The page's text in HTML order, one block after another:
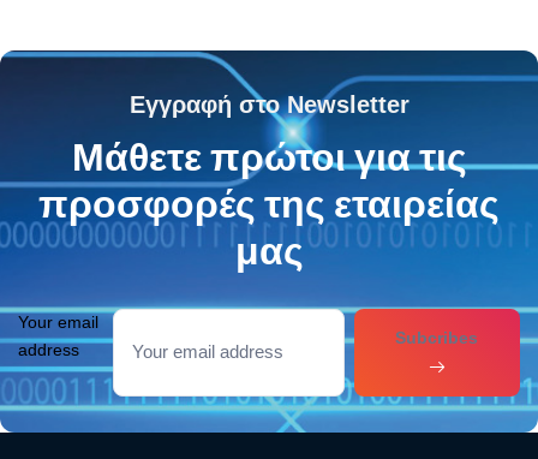
Εγγραφή στο Newsletter
Μάθετε πρώτοι για τις
προσφορές της εταιρείας
μας
Your email
address
Subcribes